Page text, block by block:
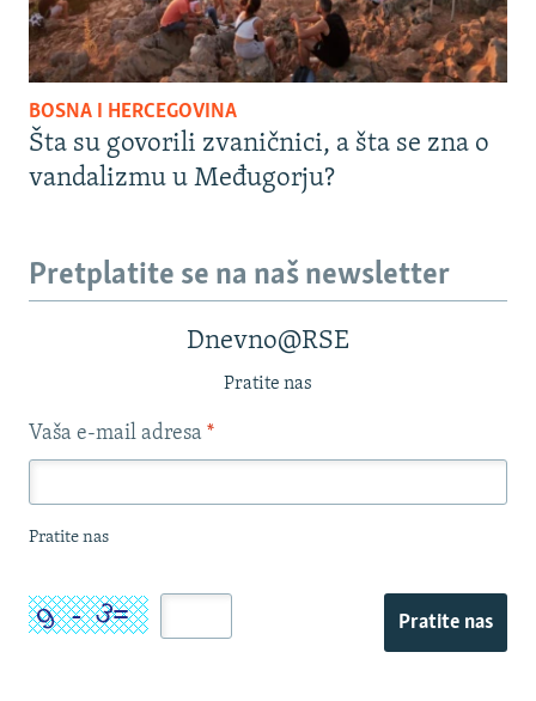
BOSNA I HERCEGOVINA
Šta su govorili zvaničnici, a šta se zna o
vandalizmu u Međugorju?
Pretplatite se na naš newsletter
Dnevno@RSE
Pratite nas
Vaša e-mail adresa *
Pratite nas
Pratite nas